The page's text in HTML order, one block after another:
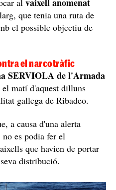
al
que tenia una ruta de
el possible objectiu de
el narcotràfic
SERVIOLA de l'Armada
matí d'aquest dilluns
gallega de Ribadeo.
a causa d'una alerta
es podia fer el
que havien de portar
distribució.